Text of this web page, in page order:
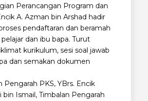
Perancangan Program dan
A. Azman bin Arshad hadir
pendaftaran dan beramah
dan ibu bapa. Turut
kurikulum, sesi soal jawab
dan semakan dokumen
Pengarah PKS, YBrs. Encik
Ismail, Timbalan Pengarah